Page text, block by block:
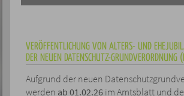
VERÖFFENTLICHUNG VON ALTERS- UND
DER NEUEN DATENSCHUTZ-GRUNDVERORDNUNG
Aufgrund der neuen
werden ab 01.02.26im Amtsblatt und